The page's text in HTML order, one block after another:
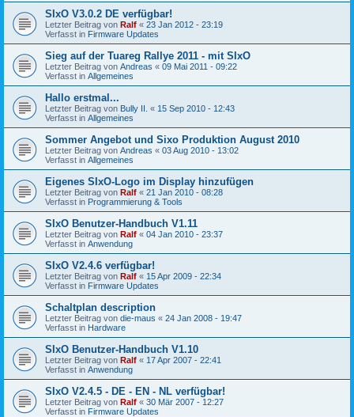
SIxO V3.0.2 DE verfügbar!
Letzter Beitrag von Ralf « 23 Jan 2012 - 23:19
Verfasst in Firmware Updates
Sieg auf der Tuareg Rallye 2011 - mit SIxO
Letzter Beitrag von Andreas « 09 Mai 2011 - 09:22
Verfasst in Allgemeines
Hallo erstmal...
Letzter Beitrag von Bully II. « 15 Sep 2010 - 12:43
Verfasst in Allgemeines
Sommer Angebot und Sixo Produktion August 2010
Letzter Beitrag von Andreas « 03 Aug 2010 - 13:02
Verfasst in Allgemeines
Eigenes SIxO-Logo im Display hinzufügen
Letzter Beitrag von Ralf « 21 Jan 2010 - 08:28
Verfasst in Programmierung & Tools
SIxO Benutzer-Handbuch V1.11
Letzter Beitrag von Ralf « 04 Jan 2010 - 23:37
Verfasst in Anwendung
SIxO V2.4.6 verfügbar!
Letzter Beitrag von Ralf « 15 Apr 2009 - 22:34
Verfasst in Firmware Updates
Schaltplan description
Letzter Beitrag von die-maus « 24 Jan 2008 - 19:47
Verfasst in Hardware
SIxO Benutzer-Handbuch V1.10
Letzter Beitrag von Ralf « 17 Apr 2007 - 22:41
Verfasst in Anwendung
SIxO V2.4.5 - DE - EN - NL verfügbar!
Letzter Beitrag von Ralf « 30 Mär 2007 - 12:27
Verfasst in Firmware Updates